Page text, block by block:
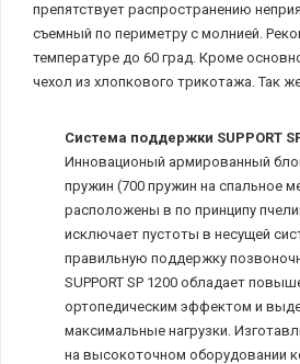
препятствует распространению
съемный по периметру с молнией.
температуре до 60 град. Кроме
чехол из хлопкового трикотажа. Так
Система поддержки SUPPORT
Инновационый армированный
пружин (700 пружин на спальное
расположены в по принципу
исключает пустоты в несущей
правильную поддержку
SUPPORT SP 1200 обладает
ортопедическим эффектом и
максимальные нагрузки.
на высокоточном оборудовании